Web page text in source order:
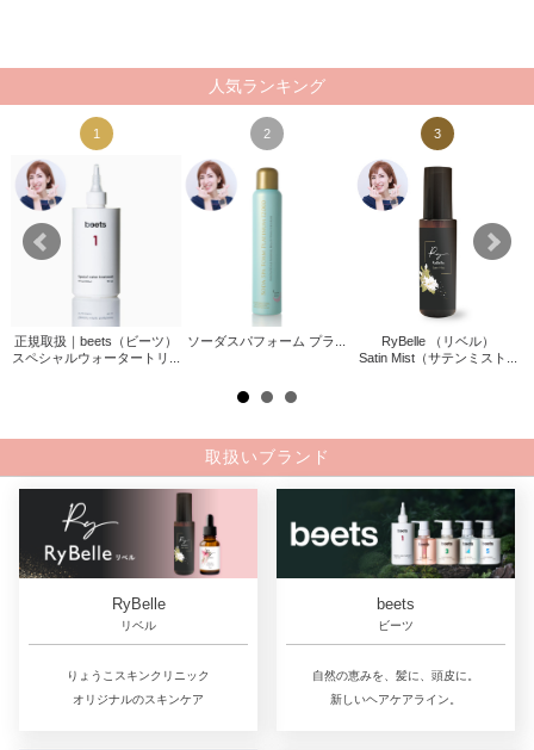
人気ランキング
1
正規取扱｜beets（ビーツ）
スペシャルウォータートリ...
2
ソーダスパフォーム プラ...
3
RyBelle （リベル）
Satin Mist（サテンミスト...
取扱いブランド
RyBelle
リベル
りょうこスキンクリニック
オリジナルのスキンケア
beets
ビーツ
自然の恵みを、髪に、頭皮に。
新しいヘアケアライン。